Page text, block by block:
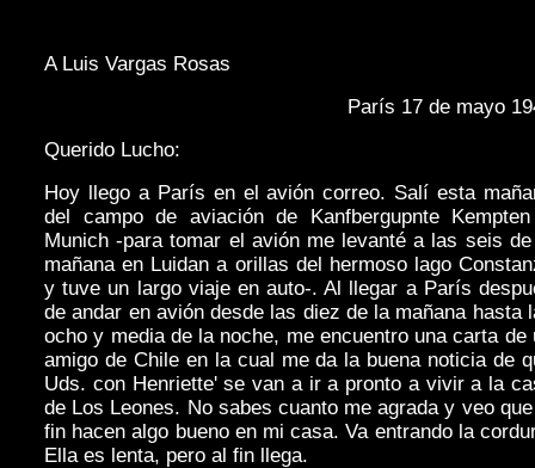
A Luis Vargas Rosas
París 17 de mayo
Querido Lucho:
Hoy llego a París en el avión correo. Salí esta
del campo de aviación de Kanfbergupnte
Munich -para tomar el avión me levanté a las seis
mañana en Luidan a orillas del hermoso lago
y tuve un largo viaje en auto-. Al llegar a París
de andar en avión desde las diez de la mañana hasta
ocho y media de la noche, me encuentro una carta de
amigo de Chile en la cual me da la buena noticia de
Uds. con Henriette' se van a ir a pronto a vivir a la
de Los Leones. No sabes cuanto me agrada y veo
fin hacen algo bueno en mi casa. Va entrando la
Ella es lenta, pero al fin llega.